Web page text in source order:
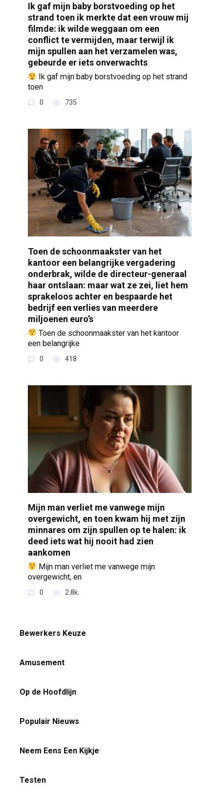
Ik gaf mijn baby borstvoeding op het
strand toen ik merkte dat een vrouw mij
filmde: ik wilde weggaan om een
conflict te vermijden, maar terwijl ik
mijn spullen aan het verzamelen was,
gebeurde er iets onverwachts
Ik gaf mijn baby borstvoeding op het strand
toen
0 735
Toen de schoonmaakster van het
kantoor een belangrijke vergadering
onderbrak, wilde de directeur-generaal
haar ontslaan: maar wat ze zei, liet hem
sprakeloos achter en bespaarde het
bedrijf een verlies van meerdere
miljoenen euro’s
Toen de schoonmaakster van het kantoor
een belangrijke
0 418
Mijn man verliet me vanwege mijn
overgewicht, en toen kwam hij met zijn
minnares om zijn spullen op te halen: ik
deed iets wat hij nooit had zien
aankomen
Mijn man verliet me vanwege mijn
overgewicht, en
0 2.8k.
Bewerkers Keuze
Amusement
Op de Hoofdlijn
Populair Nieuws
Neem Eens Een Kijkje
Testen